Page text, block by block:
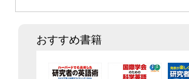
おすすめ書籍